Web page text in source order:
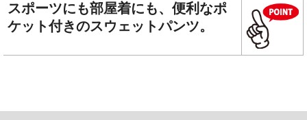
スポーツにも部屋着にも、便利なポ
ケット付きのスウェットパンツ。